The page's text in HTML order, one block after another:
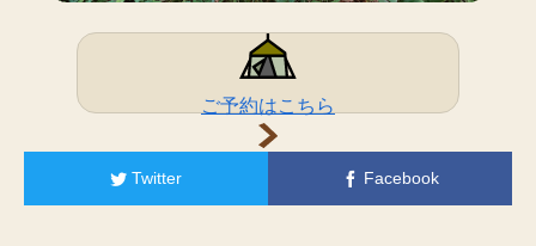
ご予約はこちら
Twitter Facebook